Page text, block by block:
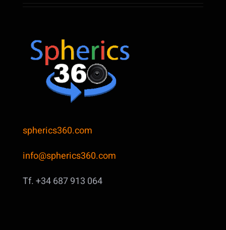
spherics360.com
info@spherics360.com
Tf. +34 687 913 064